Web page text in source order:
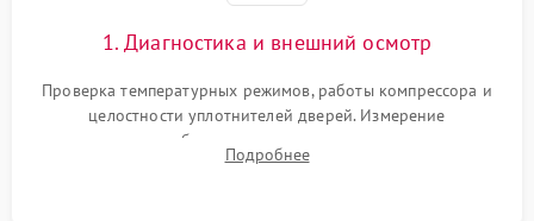
1. Диагностика и внешний осмотр
Проверка температурных режимов, работы компрессора и
целостности уплотнителей дверей. Измерение
сопротивления обмоток мотора, проверка термостата и
считывание кодов ошибок с электронного дисплея.
Подробнее